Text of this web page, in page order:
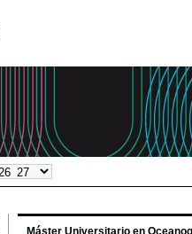
Máster Universitario en